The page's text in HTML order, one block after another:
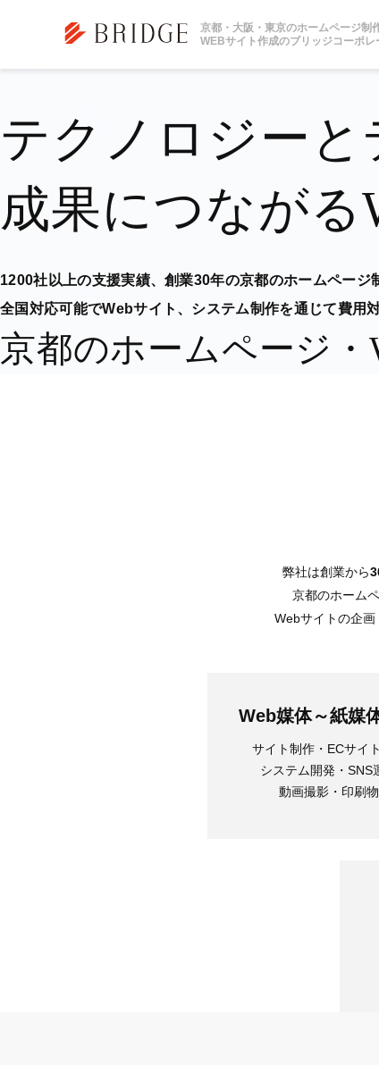
京都・大阪・東京のホームページ制
WEBサイト作成のブリッジコーポレ
トップページ マーケティング
テクノロジーと
成果につながる
1200社以上の支援実績、創業30年の京都のホームページ
全国対応可能でWebサイト、システム制作を通じて費用
京都のホームページ・
弊社は創業から
京都のホーム
Webサイトの企画
Web媒体～紙媒
サイト制作・ECサイ
システム開発・SNS
動画撮影・印刷物